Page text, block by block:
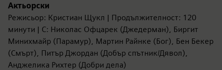
Актьорски
Режисьор: Кристиан Щукл | Продължителност: 120
минути | С: Николас Офцарек (Джедерман), Биргит
Минихмайр (Парамур), Мартин Райнке (Бог), Бен Бекер
(Смърт), Питър Джордан (Добър спътник/Дявол),
Анджелика Рихтер (Добри дела)